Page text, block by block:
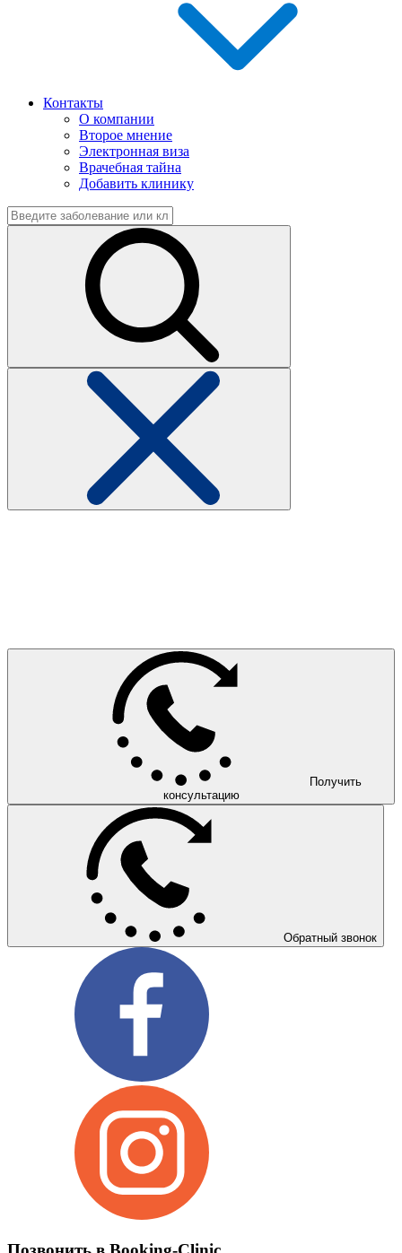
Контакты
О компании
Второе мнение
Электронная виза
Врачебная тайна
Добавить клинику
Получить
консультацию
Обратный звонок